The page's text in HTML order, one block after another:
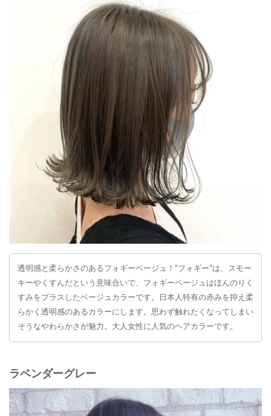
透明感と柔らかさのあるフォギーベージュ！“フォギー”は、スモー
キーやくすんだという意味合いで、フォギーベージュはほんのりく
すみをプラスしたベージュカラーです。日本人特有の赤みを抑え柔
らかく透明感のあるカラーにします。思わず触れたくなってしまい
そうなやわらかさが魅力。大人女性に人気のヘアカラーです。
ラベンダーグレー